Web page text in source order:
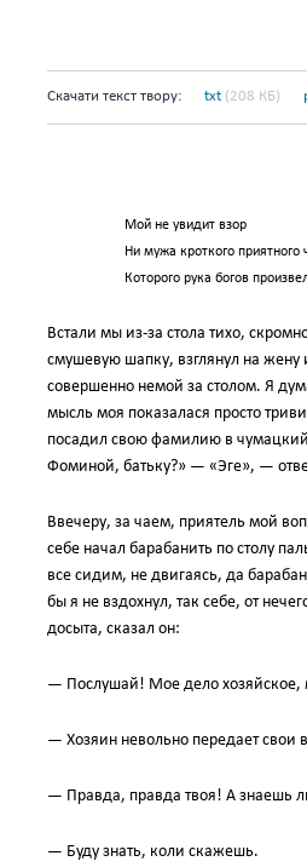
Скачати текст твору: txt (208 КБ)
Мой не увидит взор
Ни мужа кроткого приятного
Которого рука богов
Встали мы из-за стола тихо,
смушевую шапку, взглянул на жену
совершенно немой за столом. Я
мысль моя показалася просто
посадил свою фамилию в чумацкий
Фоминой, батьку?» — «Эге», —
Ввечеру, за чаем, приятель мой
себе начал барабанить по столу
все сидим, не двигаясь, да
бы я не вздохнул, так себе, от
досыта, сказал он:
— Послушай! Мое дело хозяйское,
— Хозяин невольно передает свои
— Правда, правда твоя! А знаешь
— Буду знать, коли скажешь.